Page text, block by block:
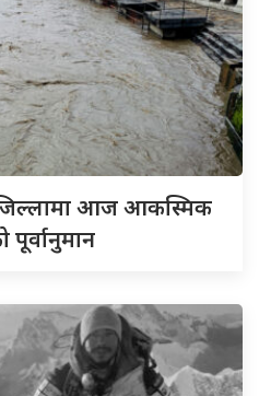
आज आकस्मिक
पूर्वानुमान